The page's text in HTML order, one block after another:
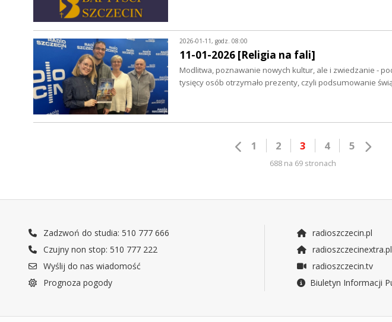
2026-01-11, godz. 08:00
11-01-2026 [Religia na fali]
Modlitwa, poznawanie nowych kultur, ale i zwiedzanie -
tysięcy osób otrzymało prezenty, czyli podsumowanie
1 2 3 4 5
688 na 69 stronach
Zadzwoń do studia: 510 777 666
Czujny non stop: 510 777 222
Wyślij do nas wiadomość
Prognoza pogody
radioszczecin.pl
radioszczecinextra.pl
radioszczecin.tv
Biuletyn Informacji